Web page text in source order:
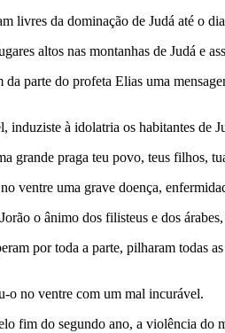
livres da dominação de Judá até o
altos nas montanhas de Judá e
parte do profeta Elias uma
induziste à idolatria os habitantes de
grande praga teu povo, teus filhos,
ventre uma grave doença,
o ânimo dos filisteus e dos
por toda a parte, pilharam todas
o no ventre com um mal incurável.
fim do segundo ano, a violência do